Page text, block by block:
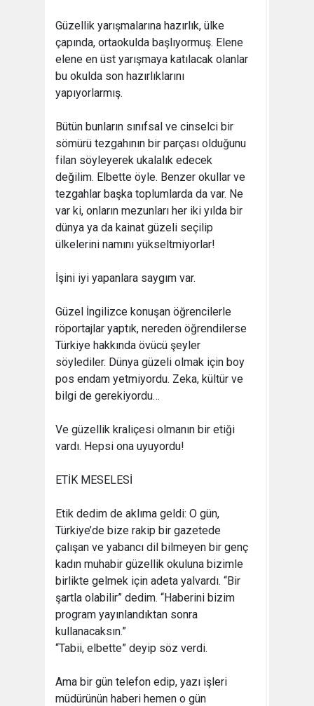
Güzellik yarışmalarına hazırlık, ülke
çapında, ortaokulda başlıyormuş. Elene
elene en üst yarışmaya katılacak olanlar
bu okulda son hazırlıklarını
yapıyorlarmış.
Bütün bunların sınıfsal ve cinselci bir
sömürü tezgahının bir parçası olduğunu
filan söyleyerek ukalalık edecek
değilim. Elbette öyle. Benzer okullar ve
tezgahlar başka toplumlarda da var. Ne
var ki, onların mezunları her iki yılda bir
dünya ya da kainat güzeli seçilip
ülkelerini namını yükseltmiyorlar!
İşini iyi yapanlara saygım var.
Güzel İngilizce konuşan öğrencilerle
röportajlar yaptık, nereden öğrendilerse
Türkiye hakkında övücü şeyler
söylediler. Dünya güzeli olmak için boy
pos endam yetmiyordu. Zeka, kültür ve
bilgi de gerekiyordu…
Ve güzellik kraliçesi olmanın bir etiği
vardı. Hepsi ona uyuyordu!
ETİK MESELESİ
Etik dedim de aklıma geldi: O gün,
Türkiye’de bize rakip bir gazetede
çalışan ve yabancı dil bilmeyen bir genç
kadın muhabir güzellik okuluna bizimle
birlikte gelmek için adeta yalvardı. “Bir
şartla olabilir” dedim. “Haberini bizim
program yayınlandıktan sonra
kullanacaksın.”
“Tabii, elbette” deyip söz verdi.
Ama bir gün telefon edip, yazı işleri
müdürünün haberi hemen o gün